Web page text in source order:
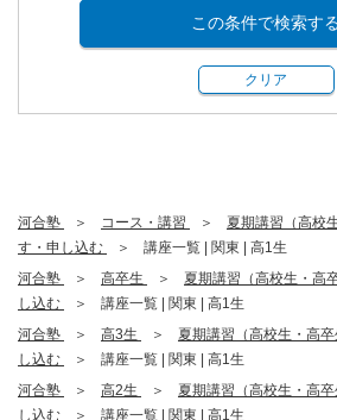
この条件で検索す
クリア
河合塾 コース・講習 夏期講習（高校
す・申し込む
講座一覧 | 関東 | 高1生
河合塾
高卒生 夏期講習（高校生・高卒
し込む
講座一覧 | 関東 | 高1生
河合塾
高3生 夏期講習（高校生・高卒
し込む
講座一覧 | 関東 | 高1生
河合塾
高2生 夏期講習（高校生・高卒
し込む
講座一覧 | 関東 | 高1生